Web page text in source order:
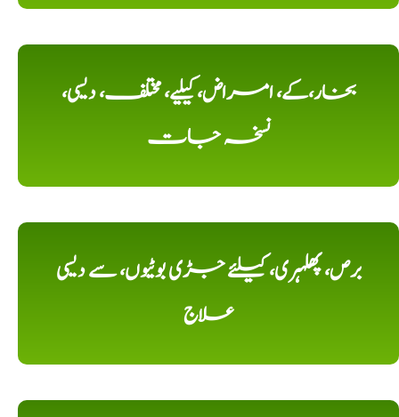
بخار،کے، امراض، کیلیے، مختلف، دیسی،
نسخہ جات
برص، پھلہری، کیلئے جڑی بوٹیوں، سے دیسی
علاج